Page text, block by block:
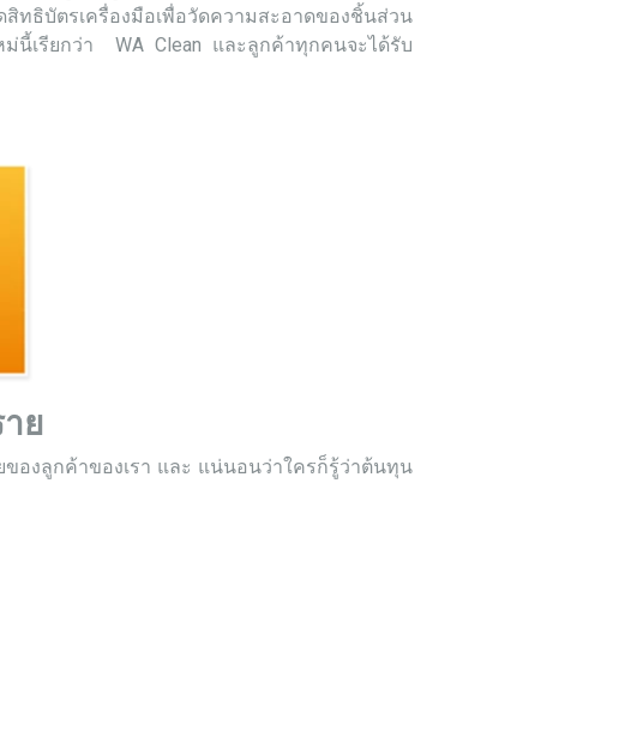
ทธิบัตรเครื่องมือเพื่อวัดความสะอาดของชิ้นส่วน
นี้เรียกว่า WA Clean และลูกค้าทุกคนจะได้รับ
ย
ของลูกค้าของเรา และ แน่นอนว่าใครก็รู้ว่าต้นทุน